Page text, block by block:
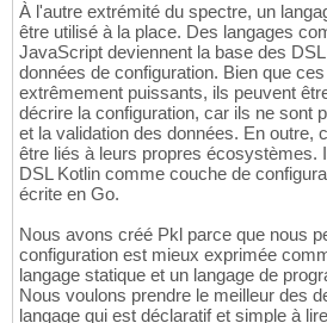
À l'autre extrémité du spectre, un
être utilisé à la place. Des langages
JavaScript deviennent la base des
données de configuration. Bien que
extrêmement puissants, ils peuvent
décrire la configuration, car ils ne sont
et la validation des données. En outre,
être liés à leurs propres écosystèmes.
DSL Kotlin comme couche de
écrite en Go.
Nous avons créé Pkl parce que nous
configuration est mieux exprimée
langage statique et un langage de
Nous voulons prendre le meilleur des
langage qui est déclaratif et simple à